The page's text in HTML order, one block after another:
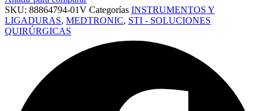
SKU: 88864794-01V Categorías INSTRUMENTOS Y
LIGADURAS, MEDTRONIC, STI - SOLUCIONES
QUIRÚRGICAS